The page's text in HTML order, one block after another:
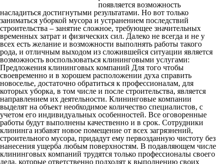
появляется возможность
насладиться достигнутыми результатами. Но вот только
заниматься уборкой мусора и устранением последствий
строительства – занятие сложное, требующее значительных
временных затрат и физических сил. Далеко не всегда и не у
всех есть желание и возможности выполнять работы такого
рода, и отличным выходом из сложившейся ситуации является
возможность воспользоваться клининговыми услугами:
Предложения клининговых компаний Для того чтобы
своевременно и в хорошем расположении духа справить
новоселье, достаточно обратиться к профессионалам, для
которых уборка, в том числе и после строительства, является
направлением их деятельности. Клининговые компании
выделят на объект необходимое количество специалистов, с
учетом его индивидуальных особенностей. Все оговоренные
работы будут выполнены качественно и в срок. Сотрудники
клининга избавят новое помещение от всех загрязнений,
строительного мусора, придадут ему первозданную чистоту без
нанесения ущерба любым поверхностям. В подавляющем числе
клининговых компаний трудятся только профессионалы своего
дела, которые ответственно подходят к выполнению своих